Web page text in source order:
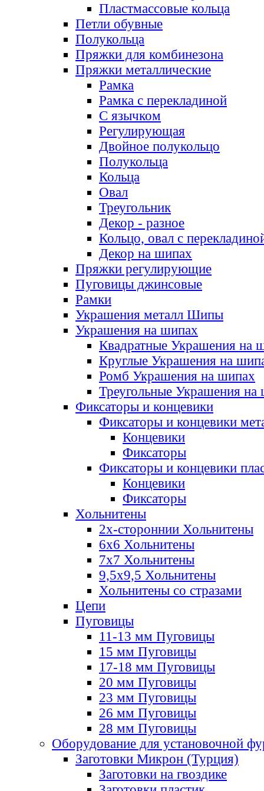
Пластмассовые кольца
Петли обувные
Полукольца
Пряжки для комбинезона
Пряжки металлические
Рамка
Рамка с перекладиной
С язычком
Регулирующая
Двойное полукольцо
Полукольца
Кольца
Овал
Треугольник
Декор - разное
Кольцо, овал с
Декор на шипах
Пряжки регулирующие
Пуговицы джинсовые
Рамки
Украшения металл Шипы
Украшения на шипах
Квадратные Украшения на
Круглые Украшения на
Ромб Украшения на шипах
Треугольные Украшения на
Фиксаторы и концевики
Фиксаторы и концевики
Концевики
Фиксаторы
Фиксаторы и концевики
Концевики
Фиксаторы
Хольнитены
2х-стороннии Хольнитены
6х6 Хольнитены
7х7 Хольнитены
9,5х9,5 Хольнитены
Хольнитены со стразами
Цепи
Пуговицы
11-13 мм Пуговицы
15 мм Пуговицы
17-18 мм Пуговицы
20 мм Пуговицы
23 мм Пуговицы
26 мм Пуговицы
28 мм Пуговицы
Оборудование для установочной
Заготовки Микрон (Турция)
Заготовки на гвоздике